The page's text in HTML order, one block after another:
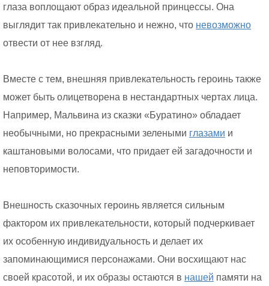
глаза воплощают образ идеальной принцессы. Она
выглядит так привлекательно и нежно, что невозможно
отвести от нее взгляд.
Вместе с тем, внешняя привлекательность героинь также
может быть олицетворена в нестандартных чертах лица.
Например, Мальвина из сказки «Буратино» обладает
необычными, но прекрасными зелеными глазами и
каштановыми волосами, что придает ей загадочности и
неповторимости.
Внешность сказочных героинь является сильным
фактором их привлекательности, который подчеркивает
их особенную индивидуальность и делает их
запоминающимися персонажами. Они восхищают нас
своей красотой, и их образы остаются в нашей памяти на